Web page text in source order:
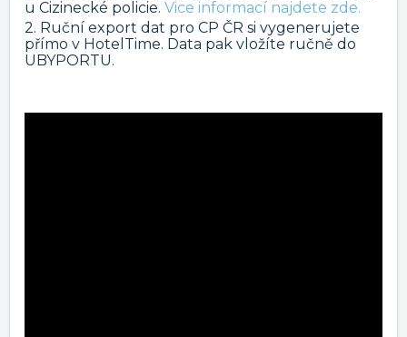
u Cizinecké policie. Vice informací najdete zde.
2. Ruční export dat pro CP ČR si vygenerujete
přímo v HotelTime. Data pak vložíte ručně do
UBYPORTU.